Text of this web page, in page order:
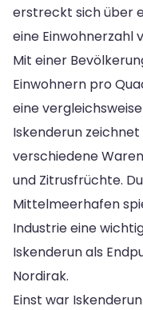
erstreckt sich über
eine Einwohnerzahl
Mit einer
Einwohnern pro
eine
Iskenderun
verschiedene
und Zitrusfrüchte.
Mittelmeerhafen
Industrie eine
Iskenderun als
Nordirak.
Einst war